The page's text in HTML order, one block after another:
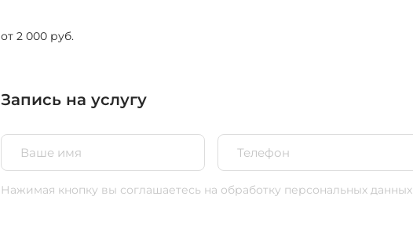
от 2 000 руб.
Запись на услугу
Нажимая кнопку вы соглашаетесь на обработку персональных данных